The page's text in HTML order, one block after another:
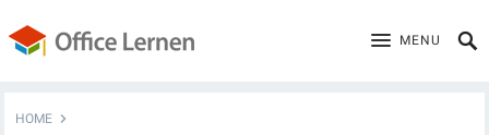
MENU
HOME